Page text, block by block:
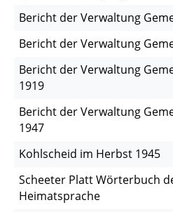
Bericht der Verwaltung
Bericht der Verwaltung
Bericht der Verwaltung
1919
Bericht der Verwaltung
1947
Kohlscheid im Herbst 1945
Scheeter Platt Wörterbuch
Heimatsprache